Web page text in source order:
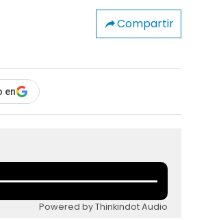
Compartir
en
Powered by Thinkindot Audio